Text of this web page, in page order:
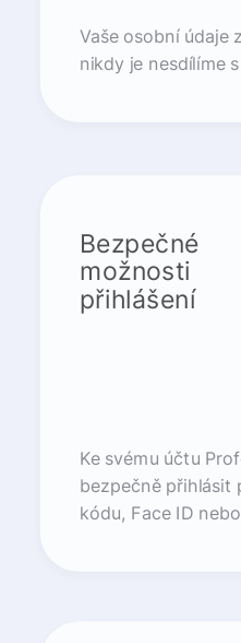
Vaše osobní údaje
nikdy je nesdílíme
Bezpečné
možnosti
přihlášení
Ke svému účtu
bezpečně přihlásit
kódu, Face ID